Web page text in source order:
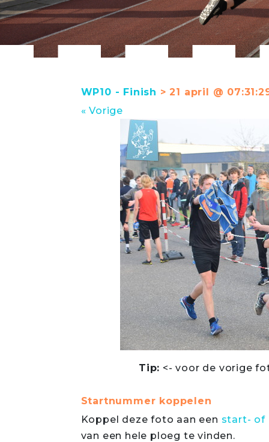
WP10 - Finish > 21 april @
« Vorige
Tip: <- voor de vorige
Startnummer koppelen
Koppel deze foto aan een start- of
van een hele ploeg te vinden.